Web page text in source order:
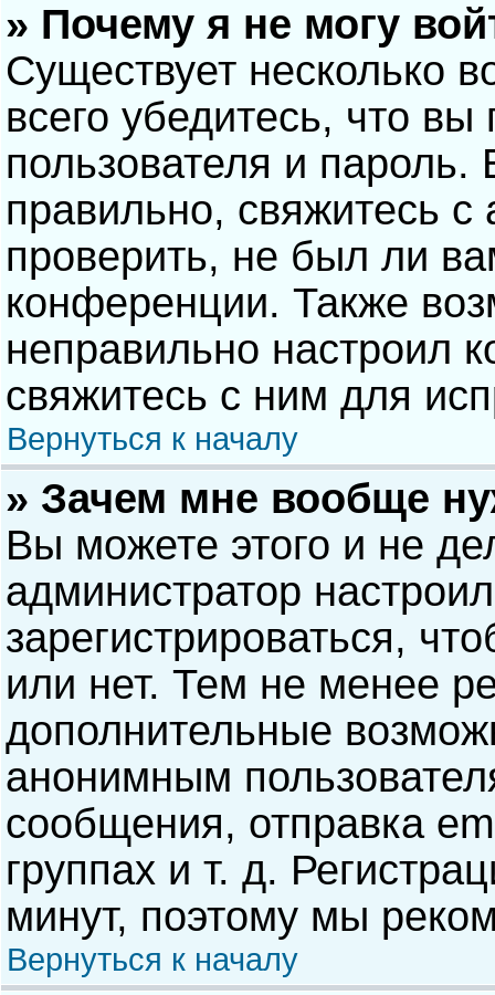
» Почему я не могу
Существует несколько
всего убедитесь, что
пользователя и
правильно, свяжитесь
проверить, не был ли
конференции. Также
неправильно настроил
свяжитесь с ним для
Вернуться к началу
» Зачем мне вообще
Вы можете этого и не
администратор
зарегистрироваться,
или нет. Тем не менее
дополнительные
анонимным
сообщения, отправка
группах и т. д.
минут, поэтому мы
Вернуться к началу